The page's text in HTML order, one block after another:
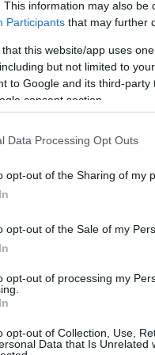
This information may also
Participants that may further
that this website/app uses
but not limited to
to Google and its third-
consent section.
Data Processing Opt Outs
opt-out of the Sharing of my
opt-out of the Sale of my
opt-out of processing my
opt-out of Collection, Use,
Data that Is Unrelated
! ‐Belépés Facebookkal
Google